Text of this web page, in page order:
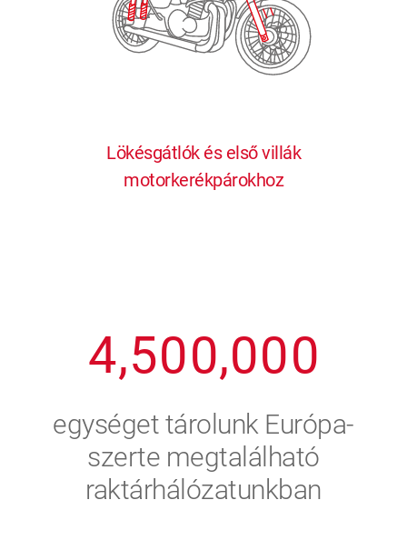
Lökésgátlók és első villák
motorkerékpárokhoz
0
4
5
6
7
,
1
2
5
6
7
8
4
6
7
0
4
6
7
0,
4
6
7
0
4
6
7
0
4
6
0
egységet tárolunk Európa-
szerte megtalálható
raktárhálózatunkban